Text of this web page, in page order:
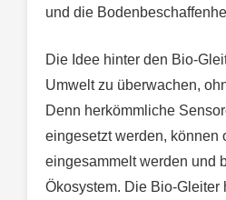
und die
Die Idee hinter den Bio-
Umwelt zu überwachen,
Denn herkömmliche
eingesetzt werden, können
eingesammelt werden und
Ökosystem. Die Bio-Gleiter